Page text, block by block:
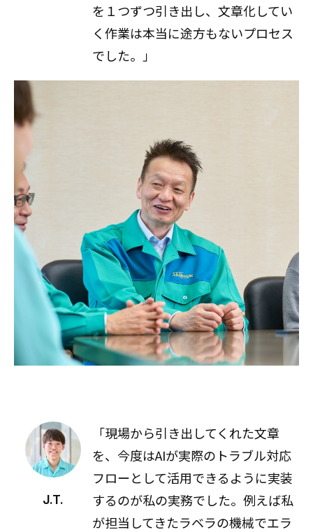
を１つずつ引き出し、文章化してい
く作業は本当に途方もないプロセス
でした。」
J.T.
「現場から引き出してくれた文章
を、今度はAIが実際のトラブル対応
フローとして活用できるように実装
するのが私の実務でした。例えば私
が担当してきたラベラの機械でエラ